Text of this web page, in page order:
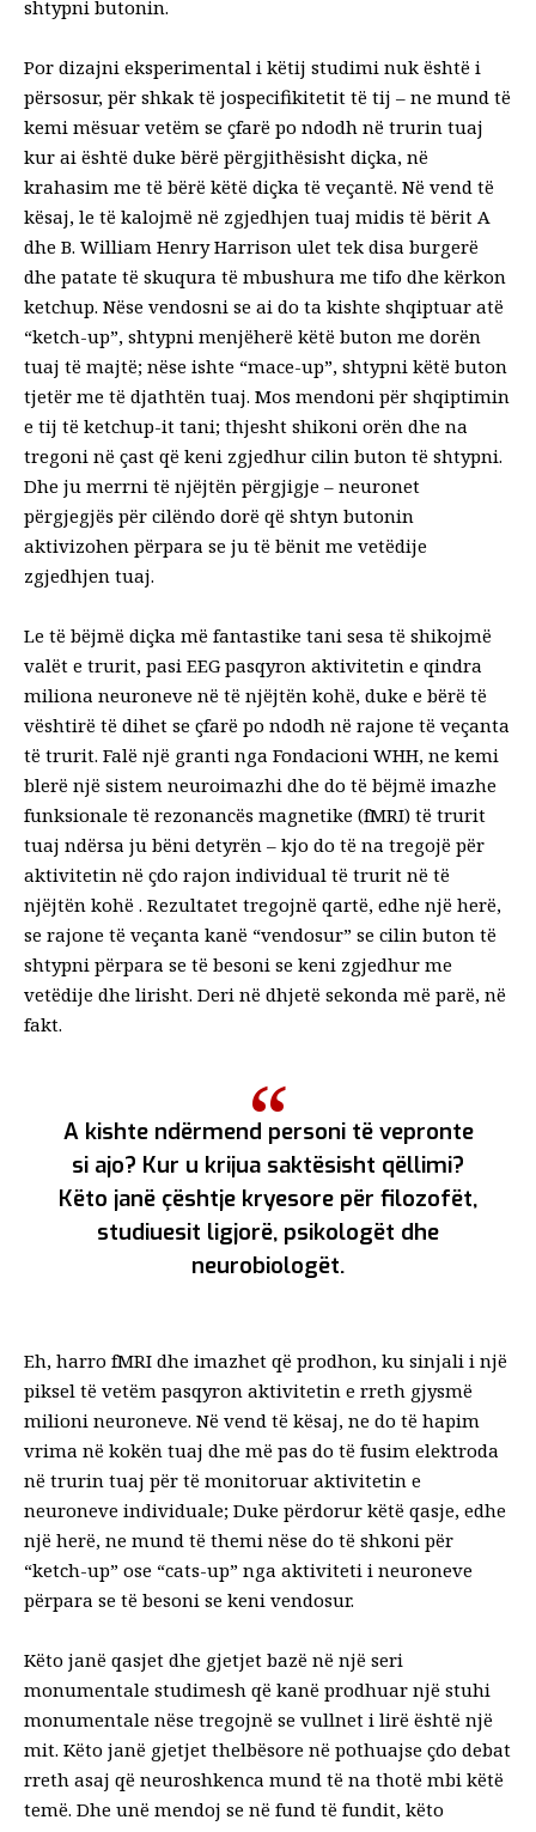
shtypni butonin.
Por dizajni eksperimental i këtij studimi nuk është i
përsosur, për shkak të jospecifikitetit të tij – ne mund të
kemi mësuar vetëm se çfarë po ndodh në trurin tuaj
kur ai është duke bërë përgjithësisht diçka, në
krahasim me të bërë këtë diçka të veçantë. Në vend të
kësaj, le të kalojmë në zgjedhjen tuaj midis të bërit A
dhe B. William Henry Harrison ulet tek disa burgerë
dhe patate të skuqura të mbushura me tifo dhe kërkon
ketchup. Nëse vendosni se ai do ta kishte shqiptuar atë
“ketch-up”, shtypni menjëherë këtë buton me dorën
tuaj të majtë; nëse ishte “mace-up”, shtypni këtë buton
tjetër me të djathtën tuaj. Mos mendoni për shqiptimin
e tij të ketchup-it tani; thjesht shikoni orën dhe na
tregoni në çast që keni zgjedhur cilin buton të shtypni.
Dhe ju merrni të njëjtën përgjigje – neuronet
përgjegjës për cilëndo dorë që shtyn butonin
aktivizohen përpara se ju të bënit me vetëdije
zgjedhjen tuaj.
Le të bëjmë diçka më fantastike tani sesa të shikojmë
valët e trurit, pasi EEG pasqyron aktivitetin e qindra
miliona neuroneve në të njëjtën kohë, duke e bërë të
vështirë të dihet se çfarë po ndodh në rajone të veçanta
të trurit. Falë një granti nga Fondacioni WHH, ne kemi
blerë një sistem neuroimazhi dhe do të bëjmë imazhe
funksionale të rezonancës magnetike (fMRI) të trurit
tuaj ndërsa ju bëni detyrën – kjo do të na tregojë për
aktivitetin në çdo rajon individual të trurit në të
njëjtën kohë . Rezultatet tregojnë qartë, edhe një herë,
se rajone të veçanta kanë “vendosur” se cilin buton të
shtypni përpara se të besoni se keni zgjedhur me
vetëdije dhe lirisht. Deri në dhjetë sekonda më parë, në
fakt.
A kishte ndërmend personi të vepronte
si ajo? Kur u krijua saktësisht qëllimi?
Këto janë çështje kryesore për filozofët,
studiuesit ligjorë, psikologët dhe
neurobiologët.
Eh, harro fMRI dhe imazhet që prodhon, ku sinjali i një
piksel të vetëm pasqyron aktivitetin e rreth gjysmë
milioni neuroneve. Në vend të kësaj, ne do të hapim
vrima në kokën tuaj dhe më pas do të fusim elektroda
në trurin tuaj për të monitoruar aktivitetin e
neuroneve individuale; Duke përdorur këtë qasje, edhe
një herë, ne mund të themi nëse do të shkoni për
“ketch-up” ose “cats-up” nga aktiviteti i neuroneve
përpara se të besoni se keni vendosur.
Këto janë qasjet dhe gjetjet bazë në një seri
monumentale studimesh që kanë prodhuar një stuhi
monumentale nëse tregojnë se vullnet i lirë është një
mit. Këto janë gjetjet thelbësore në pothuajse çdo debat
rreth asaj që neuroshkenca mund të na thotë mbi këtë
temë. Dhe unë mendoj se në fund të fundit, këto